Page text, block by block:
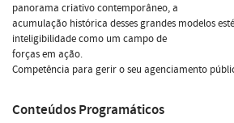
panorama criativo contemporâneo, a
acumulação histórica desses grandes modelos
inteligibilidade como um campo de
forças em ação.
Competência para gerir o seu agenciamento
Conteúdos Programáticos